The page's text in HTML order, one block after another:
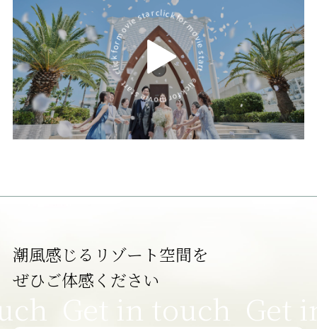
click for movie start click for movie start click for movie start
Get in touch Get
潮風感じるリゾート空間を
ぜひご体感ください